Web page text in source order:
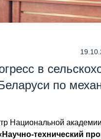
в
по
Национальной
технический